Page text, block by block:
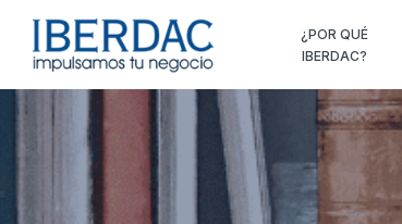
¿POR QUÉ
IBERDAC?